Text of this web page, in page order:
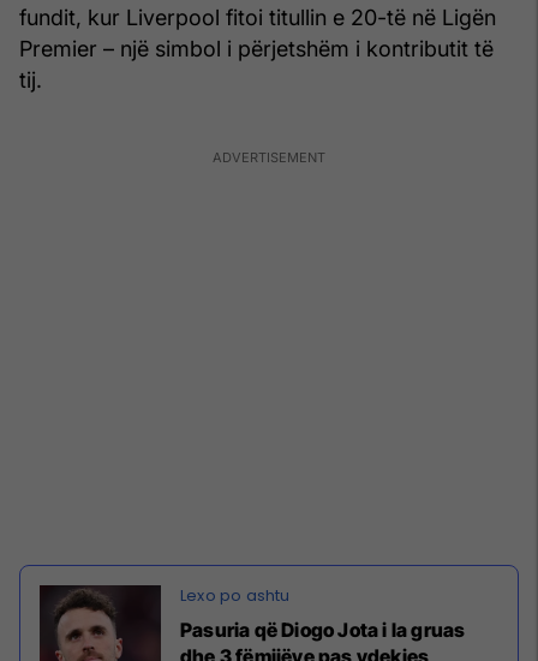
fundit, kur Liverpool fitoi titullin e 20-të në Ligën
Premier – një simbol i përjetshëm i kontributit të
tij.
Pasuria që Diogo Jota i la gruas
dhe 3 fëmijëve pas vdekjes